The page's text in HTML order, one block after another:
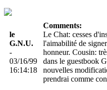
le
G.N.U.
-
03/16/99
16:14:18
Comments:
Le Chat: cesses
l'aimabilité de
honneur. Cousin:
dans le guestbook
nouvelles
prendrai comme